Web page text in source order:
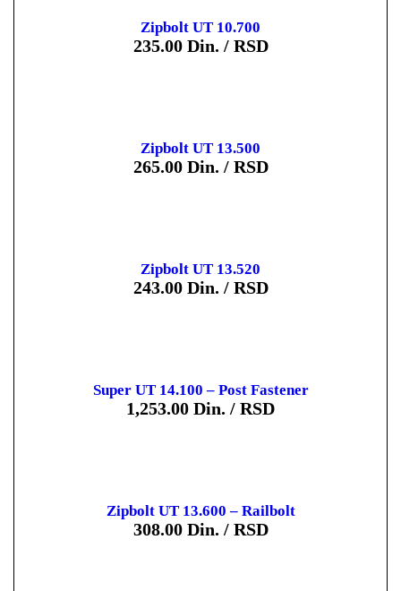
Zipbolt UT 10.700
235.00 Din. / RSD
Zipbolt UT 13.500
265.00 Din. / RSD
Zipbolt UT 13.520
243.00 Din. / RSD
Super UT 14.100 – Post Fastener
1,253.00 Din. / RSD
Zipbolt UT 13.600 – Railbolt
308.00 Din. / RSD